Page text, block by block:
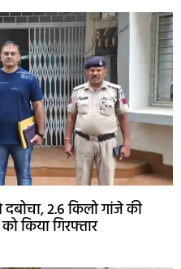
2.6 किलो गांजे की
किया गिरफ्तार